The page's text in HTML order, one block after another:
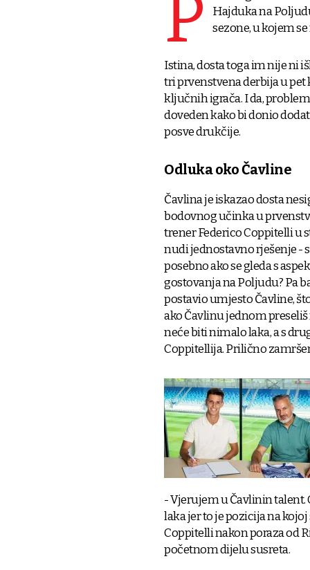
P
Hajduka na
sezone, u kojem
Istina, dosta toga im nije ni
tri prvenstvena derbija u pet
ključnih igrača. I da,
doveden kako bi donio
posve drukčije.
Odluka oko Čavline
Čavlina je iskazao dosta
bodovnog učinka u
trener Federico Coppitelli u
nudi jednostavno rješenje -
posebno ako se gleda s
gostovanja na Poljudu? Pa
postavio umjesto Čavline,
ako Čavlinu jednom
neće biti nimalo laka, a s
Coppitellija. Prilično
- Vjerujem u Čavlinin talent.
laka jer to je pozicija na
Coppitelli nakon poraza od
početnom dijelu susreta.